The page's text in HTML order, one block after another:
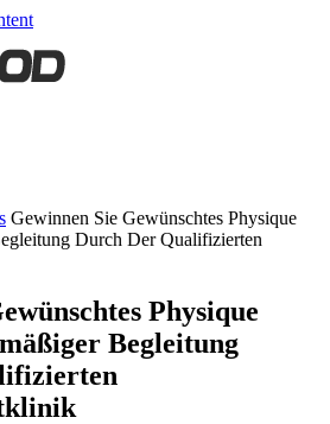
Gewinnen Sie Gewünschtes Physique
Durch Der Qualifizierten
Physique
Begleitung